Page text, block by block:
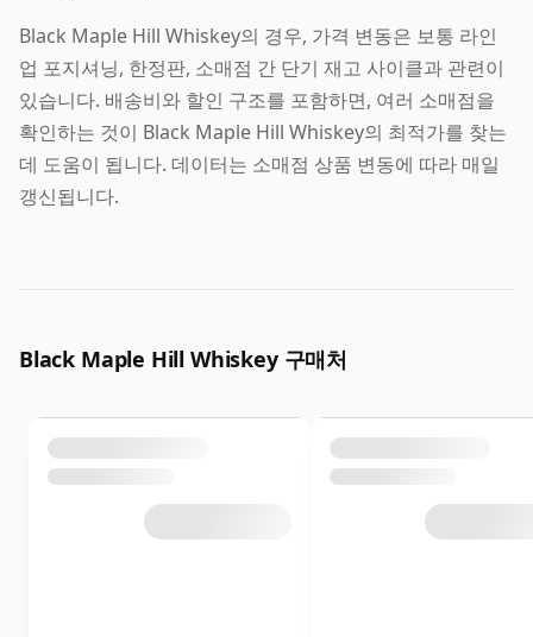
Black Maple Hill Whiskey의 경우, 가격 변동은 보통 라인
업 포지셔닝, 한정판, 소매점 간 단기 재고 사이클과 관련이
있습니다. 배송비와 할인 구조를 포함하면, 여러 소매점을
확인하는 것이 Black Maple Hill Whiskey의 최적가를 찾는
데 도움이 됩니다. 데이터는 소매점 상품 변동에 따라 매일
갱신됩니다.
Black Maple Hill Whiskey 구매처